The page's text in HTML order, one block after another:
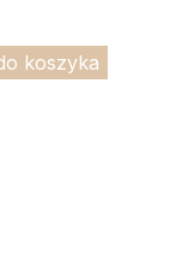
koszyka